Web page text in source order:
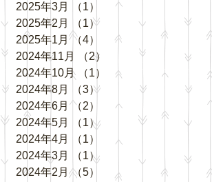
2025年3月
（1）
1件の記事
2025年2月
（1） 1件の記事
2025年1月 （4）
4件の記事
2024年11月
（2）
2件の記事
2024年10月
（1）
1件の記事
2024年8月
（3）3件の記事
2024年6月 （2）
2件の記事
2024年5月
（1）1件の記事
2024年4月
（1）
1件の記事
2024年3月
（1）
2024年2月 （5）
5件の記事